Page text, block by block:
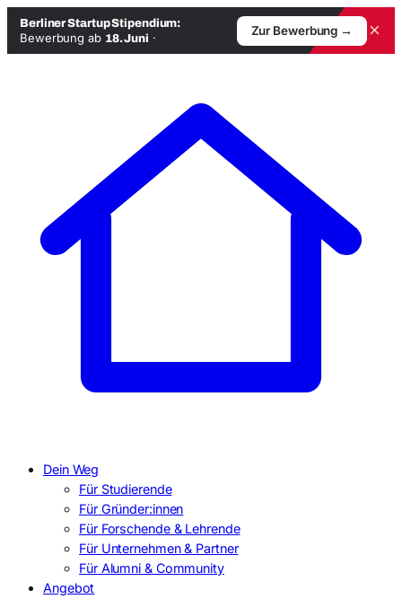
Berliner Startup Stipendium:
Bewerbung ab 18. Juni ·
Zur Bewerbung → ×
Dein Weg
Für Studierende
Für Gründer:innen
Für Forschende & Lehrende
Für Unternehmen & Partner
Für Alumni & Community
Angebot